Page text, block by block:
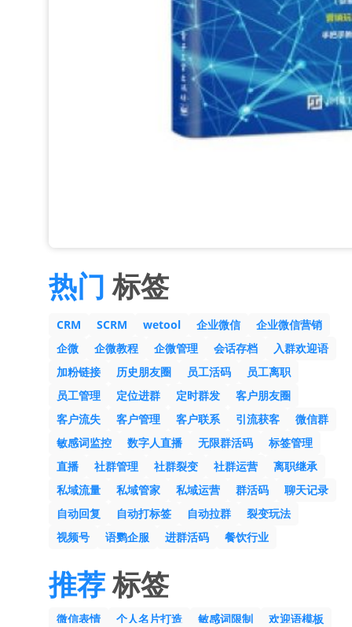
热门 标签
CRM SCRM wetool 企业微信
企业微信营销
企微
企微教程 企微管理 会话存档
入群欢迎语
加粉链接
历史朋友圈 员工活码
员工离职
员工管理
定位进群 定时群发
客户朋友圈
客户流失
客户管理 客户联系 引流获客
微信群
敏感词监控
数字人直播 无限群活码
标签管理
直播
社群管理 社群裂变 社群运营
离职继承
私域流量
私域管家 私域运营 群活码
聊天记录
自动回复
自动打标签 自动拉群
裂变玩法
视频号
语鹦企服 进群活码 餐饮行业
推荐标签
微信表情 个人名片打造 敏感词限制
欢迎语模板